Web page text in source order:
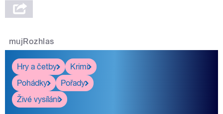
mujRozhlas
Hry a četby
Krimi
Pohádky
Pořady
Živé vysílání